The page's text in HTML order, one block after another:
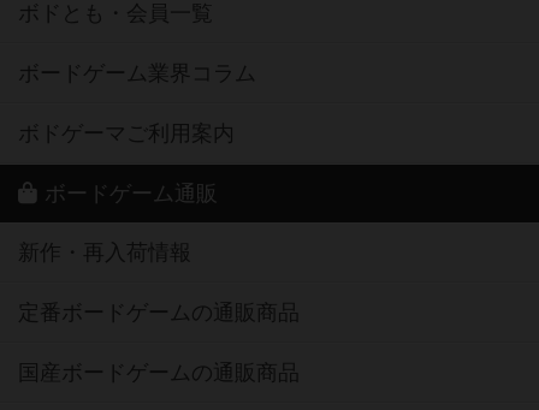
ボドとも・会員一覧
ボードゲーム業界コラム
ボドゲーマご利用案内
ボードゲーム通販
新作・再入荷情報
定番ボードゲームの通販商品
国産ボードゲームの通販商品